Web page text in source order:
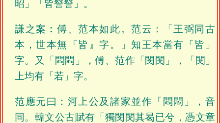
昭」「皆詧詧」。
謙之案︰傅、范本如此。范云：「王弼同古
本，世本無『皆』字。」知王本當有「皆」
字。又「悶悶」，傅、范作「閔閔」，「閔」
上均有「若」字。
范應元曰：河上公及諸家並作「悶悶」，音
同。韓文公古賦有「獨閔閔其曷已兮，憑文章